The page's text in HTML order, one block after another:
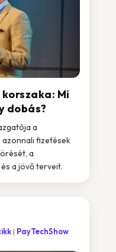
Mi
dobás?
a
azonnali fizetések
a
a jövő terveit.
PayTechShow